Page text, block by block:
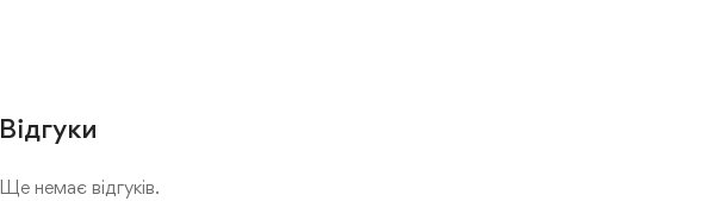
Відгуки
Ще немає відгуків.